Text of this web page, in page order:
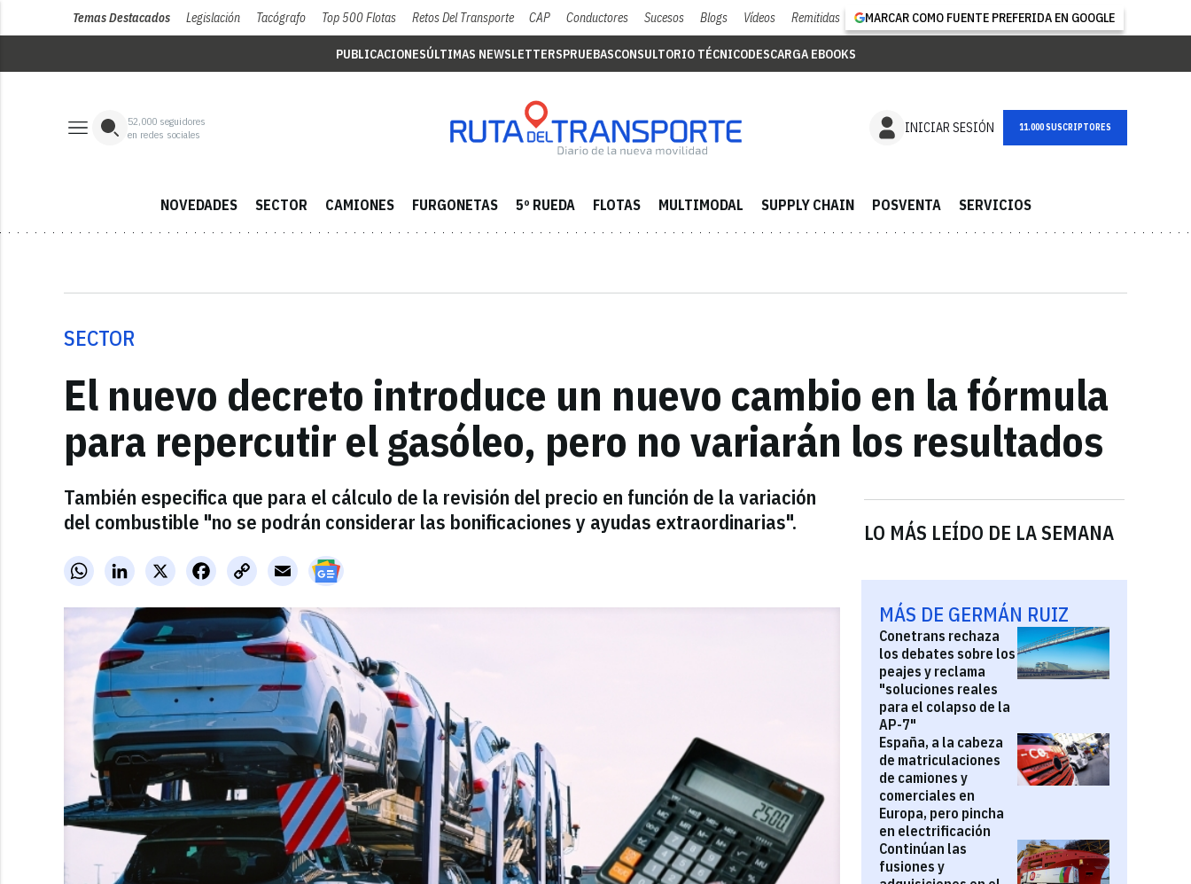
Temas Destacados Legislación Tacógrafo Top 500 Flotas Retos Del Transporte CAP Conductores Sucesos Blogs Vídeos Remitidas MARCAR COMO FUENTE PREFERIDA EN GOOGLE
PUBLICACIONESÚLTIMAS NEWSLETTERSPRUEBASCONSULTORIO TÉCNICODESCARGA EBOOKS
52,000 seguidores
en redes sociales
INICIAR SESIÓN NEWSLETTER
NOVEDADES SECTOR CAMIONES FURGONETAS 5º RUEDA FLOTAS MULTIMODAL SUPPLY CHAIN POSVENTA SERVICIOS
SECTOR
El nuevo decreto introduce un nuevo cambio en la fórmula
para repercutir el gasóleo, pero no variarán los resultados
También especifica que para el cálculo de la revisión del precio en función de la variación
del combustible "no se podrán considerar las bonificaciones y ayudas extraordinarias".
WhatsAppLinkedInX FacebookCopy
Link
Email
LO MÁS LEÍDO DE LA SEMANA
MÁS DE GERMÁN RUIZ
Conetrans rechaza
los debates sobre los
peajes y reclama
"soluciones reales
para el colapso de la
AP-7"
España, a la cabeza
de matriculaciones
de camiones y
comerciales en
Europa, pero pincha
en electrificación
Continúan las
fusiones y